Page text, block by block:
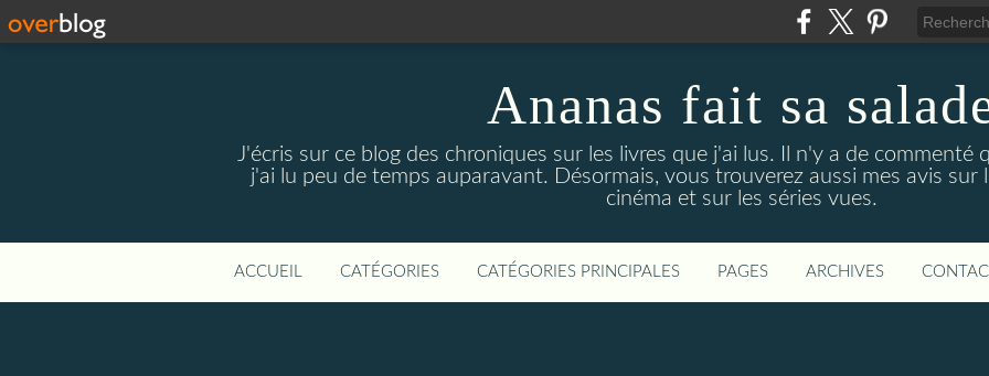
Ananas fait sa
J'écris sur ce blog des chroniques sur les livres que j'ai lus. Il n'y a de commenté
j'ai lu peu de temps auparavant. Désormais, vous trouverez aussi mes avis sur
cinéma et sur les séries vues.
ACCUEIL CATÉGORIES CATÉGORIES PRINCIPALES PAGES ARCHIVES